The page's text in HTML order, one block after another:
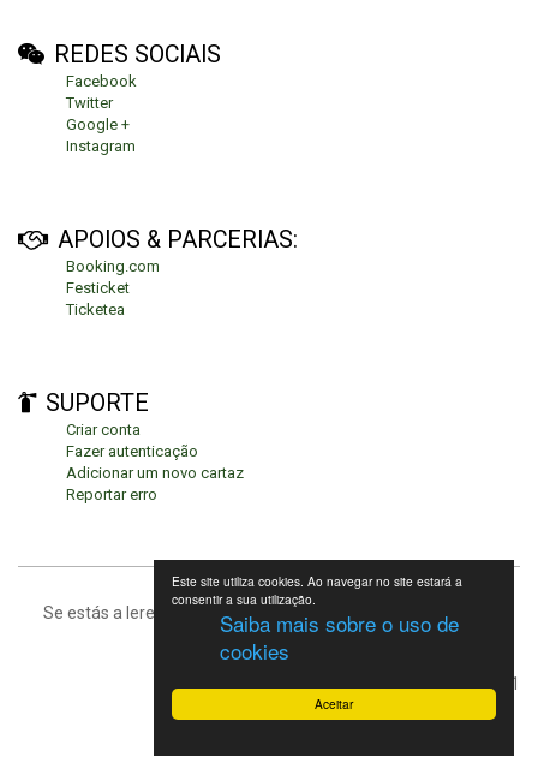
Este site utiliza cookies. Ao navegar no site estará a
consentir a sua utilização.
Saiba mais sobre o uso de
cookies
Aceitar
REDES SOCIAIS
Facebook
Twitter
Google +
Instagram
APOIOS & PARCERIAS:
Booking.com
Festicket
Ticketea
SUPORTE
Criar conta
Fazer autenticação
Adicionar um novo cartaz
Reportar erro
Se estás a leres isto, significa que estás no fundo da página.
Festivais de Verão 2021